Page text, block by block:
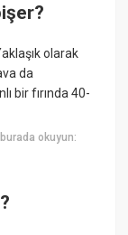
olarak
da
bir fırında 40-
burada okuyun: